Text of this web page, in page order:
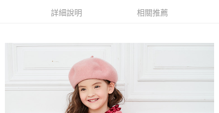
付款後全家取貨
7-11付款取貨
每筆NT$80，滿NT$2,000(含以上)免運費
每筆NT$80，滿NT$2,000(含以上)免運費
詳細說明 相關推薦